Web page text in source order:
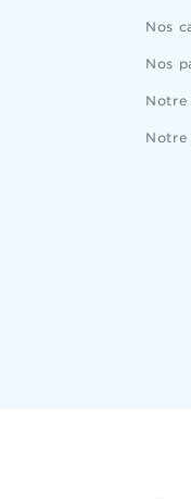
Nos
Nos
Notre